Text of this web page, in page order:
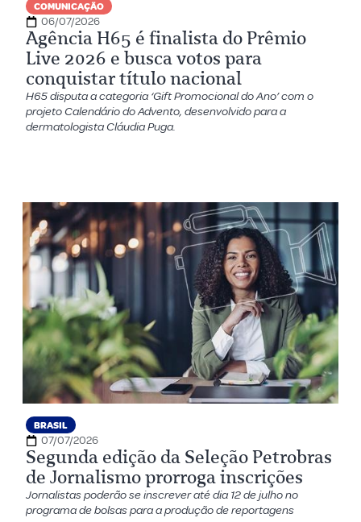
COMUNICAÇÃO
06/07/2026
Agência H65 é finalista do Prêmio
Live 2026 e busca votos para
conquistar título nacional
H65 disputa a categoria ‘Gift Promocional do Ano’ com o
projeto Calendário do Advento, desenvolvido para a
dermatologista Cláudia Puga.
BRASIL
07/07/2026
Segunda edição da Seleção Petrobras
de Jornalismo prorroga inscrições
Jornalistas poderão se inscrever até dia 12 de julho no
programa de bolsas para a produção de reportagens